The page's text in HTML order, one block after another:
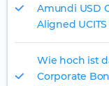
Amundi USD
Aligned UCITS
Wie hoch ist
Corporate